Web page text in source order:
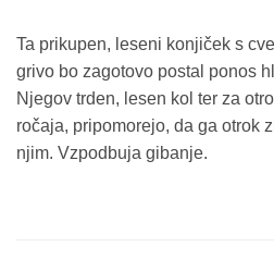
Ta prikupen, leseni konjiček s
grivo bo zagotovo postal ponos
Njegov trden, lesen kol ter za
ročaja, pripomorejo, da ga otrok
njim. Vzpodbuja gibanje.